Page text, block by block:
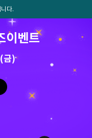
다.
이벤트
금)